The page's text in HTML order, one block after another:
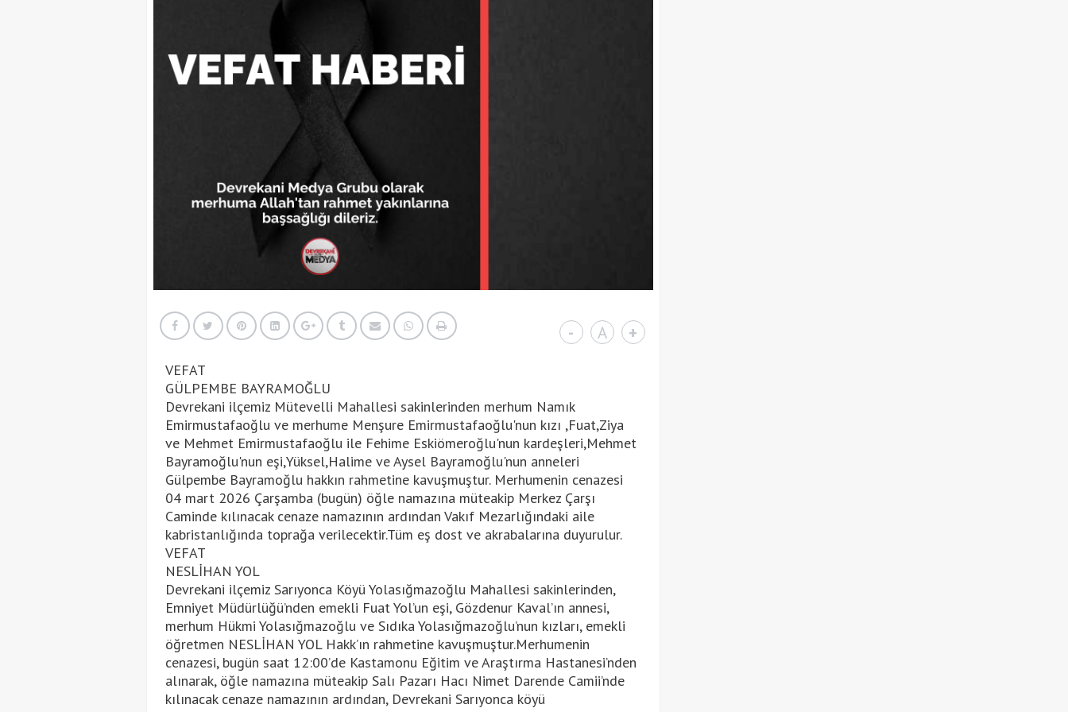
- A +
VEFAT
GÜLPEMBE BAYRAMOĞLU
Devrekani ilçemiz Mütevelli Mahallesi sakinlerinden merhum Namık
Emirmustafaoğlu ve merhume Menşure Emirmustafaoğlu'nun kızı ,Fuat,Ziya
ve Mehmet Emirmustafaoğlu ile Fehime Eskiömeroğlu'nun kardeşleri,Mehmet
Bayramoğlu'nun eşi,Yüksel,Halime ve Aysel Bayramoğlu'nun anneleri
Gülpembe Bayramoğlu hakkın rahmetine kavuşmuştur. Merhumenin cenazesi
04 mart 2026 Çarşamba (bugün) öğle namazına müteakip Merkez Çarşı
Caminde kılınacak cenaze namazının ardından Vakıf Mezarlığındaki aile
kabristanlığında toprağa verilecektir.Tüm eş dost ve akrabalarına duyurulur.
VEFAT
NESLİHAN YOL
Devrekani ilçemiz Sarıyonca Köyü Yolasığmazoğlu Mahallesi sakinlerinden,
Emniyet Müdürlüğü’nden emekli Fuat Yol’un eşi, Gözdenur Kaval’ın annesi,
merhum Hükmi Yolasığmazoğlu ve Sıdıka Yolasığmazoğlu’nun kızları, emekli
öğretmen NESLİHAN YOL Hakk’ın rahmetine kavuşmuştur.Merhumenin
cenazesi, bugün saat 12:00’de Kastamonu Eğitim ve Araştırma Hastanesi’nden
alınarak, öğle namazına müteakip Salı Pazarı Hacı Nimet Darende Camii’nde
kılınacak cenaze namazının ardından, Devrekani Sarıyonca köyü